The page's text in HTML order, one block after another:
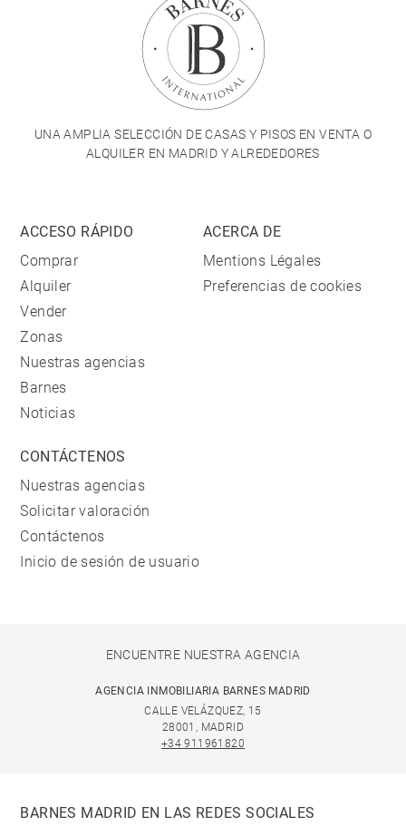
UNA AMPLIA SELECCIÓN DE CASAS Y PISOS EN VENTA O
ALQUILER EN MADRID Y ALREDEDORES
ACCESO RÁPIDO
Comprar
Alquiler
Vender
Zonas
Nuestras agencias
Barnes
Noticias
ACERCA DE
Mentions Légales
Preferencias de cookies
CONTÁCTENOS
Nuestras agencias
Solicitar valoración
Contáctenos
Inicio de sesión de usuario
ENCUENTRE NUESTRA AGENCIA
AGENCIA INMOBILIARIA BARNES MADRID
CALLE VELÁZQUEZ, 15
28001, MADRID
+34 911961820
BARNES MADRID EN LAS REDES SOCIALES